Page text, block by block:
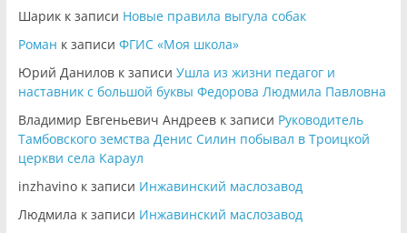
Шарикк записи Новые правила выгула собак
Роман к записи ФГИС «Моя школа»
Юрий Даниловк записи Ушла из жизни педагог и
наставник с большой буквы Федорова Людмила Павловна
Владимир Евгеньевич Андреевк записи Руководитель
Тамбовского земства Денис Силин побывал в Троицкой
церкви села Караул
inzhavinoк записи Инжавинский маслозавод
Людмила к записи Инжавинский маслозавод